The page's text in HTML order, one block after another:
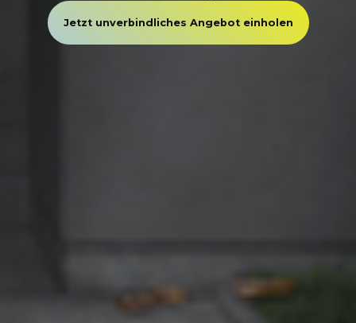
Jetzt unverbindliches Angebot einholen